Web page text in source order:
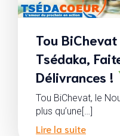
Tou
Tsédaka,
Délivrances !
Tou BiChevat, le
plus qu’une[…]
Lire la suite